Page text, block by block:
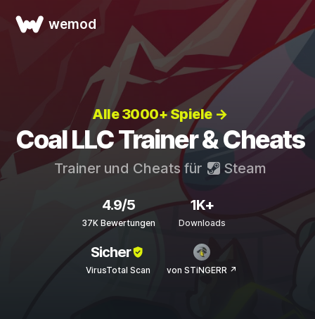
wemod
Alle 3000+ Spiele →
Coal LLC Trainer & Cheats
Trainer und Cheats für Steam
4.9/5
37K Bewertungen
1K+
Downloads
Sicher
VirusTotal Scan von STiNGERR ↗